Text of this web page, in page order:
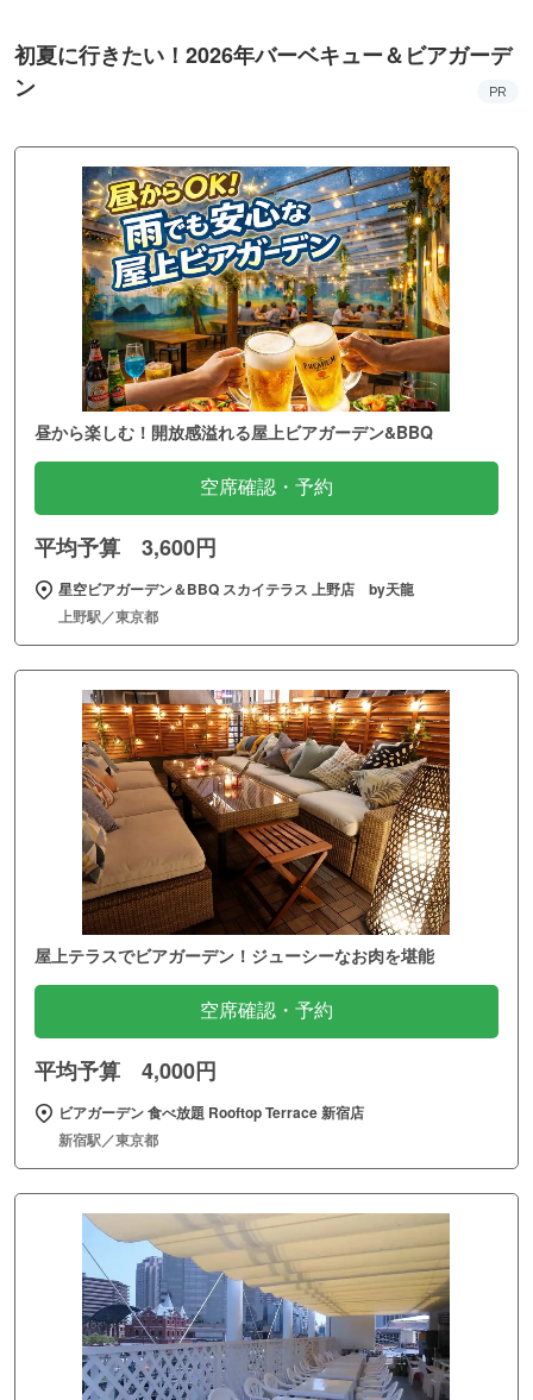
初夏に行きたい！2026年バーベキュー＆ビアガーデ
ン
PR
昼から楽しむ！開放感溢れる屋上ビアガーデン&BBQ
空席確認・予約
平均予算 3,600円
星空ビアガーデン＆BBQ スカイテラス 上野店 by天龍
上野駅／東京都
屋上テラスでビアガーデン！ジューシーなお肉を堪能
空席確認・予約
平均予算 4,000円
ビアガーデン 食べ放題 Rooftop Terrace 新宿店
新宿駅／東京都